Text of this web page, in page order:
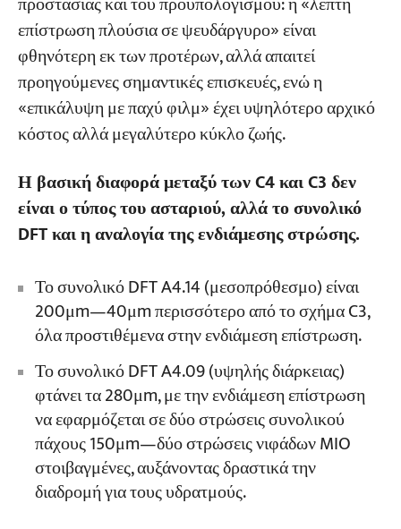
επίστρωση πλούσια σε ψευδάργυρο» είναι
φθηνότερη εκ των προτέρων, αλλά απαιτεί
προηγούμενες σημαντικές επισκευές, ενώ η
«επικάλυψη με παχύ φιλμ» έχει υψηλότερο αρχικό
κόστος αλλά μεγαλύτερο κύκλο ζωής.
Η βασική διαφορά μεταξύ των C4 και C3 δεν
είναι ο τύπος του ασταριού, αλλά το συνολικό
DFT και η αναλογία της ενδιάμεσης στρώσης.
Το συνολικό DFT A4.14 (μεσοπρόθεσμο) είναι
200μm—40μm περισσότερο από το σχήμα C3,
όλα προστιθέμενα στην ενδιάμεση επίστρωση.
Το συνολικό DFT A4.09 (υψηλής διάρκειας)
φτάνει τα 280μm, με την ενδιάμεση επίστρωση
να εφαρμόζεται σε δύο στρώσεις συνολικού
πάχους 150μm—δύο στρώσεις νιφάδων MIO
στοιβαγμένες, αυξάνοντας δραστικά την
διαδρομή για τους υδρατμούς.